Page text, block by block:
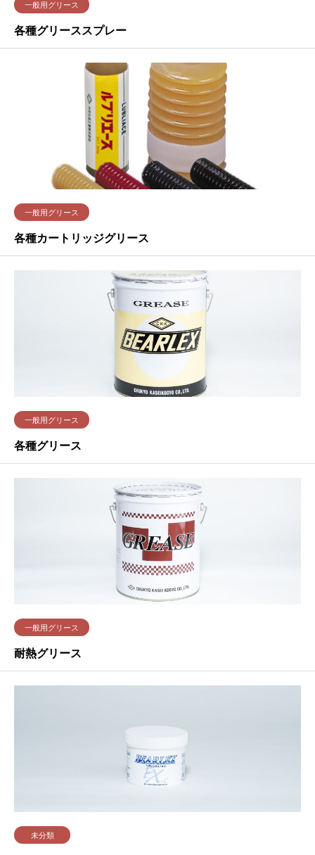
一般用グリース
各種グリーススプレー
一般用グリース
各種カートリッジグリース
一般用グリース
各種グリース
一般用グリース
耐熱グリース
未分類